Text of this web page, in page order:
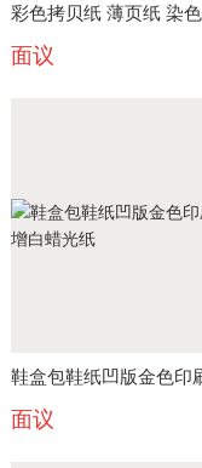
彩色拷贝纸 薄页纸 染
拷贝纸 绿色雪梨纸 防潮
面议
鞋盒包鞋纸凹版金色印
增白蜡光纸
面议